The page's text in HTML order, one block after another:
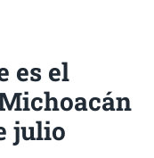
es el
julio